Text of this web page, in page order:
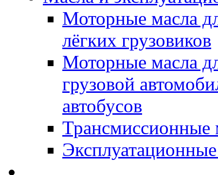
Моторные масла
лёгких грузовиков
Моторные масла
грузовой
автобусов
Трансмиссионные